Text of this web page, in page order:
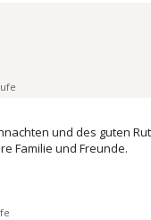
und des guten
Familie und Freunde.